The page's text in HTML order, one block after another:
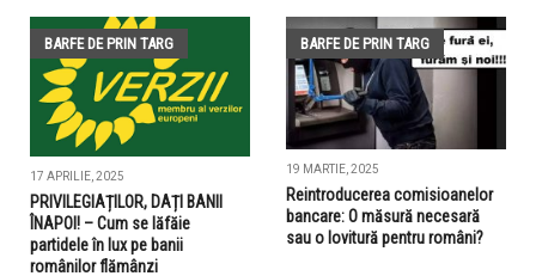
BARFE DE PRIN TARG
17 APRILIE, 2025
PRIVILEGIAȚILOR, DAȚI BANII
ÎNAPOI! – Cum se lăfăie
partidele în lux pe banii
românilor flămânzi
BARFE DE PRIN TARG
19 MARTIE, 2025
Reintroducerea comisioanelor
bancare: O măsură necesară
sau o lovitură pentru români?